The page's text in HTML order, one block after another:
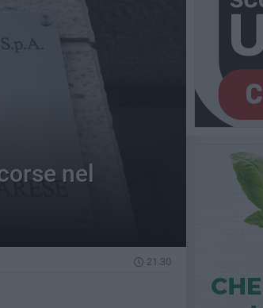
nel
21.30